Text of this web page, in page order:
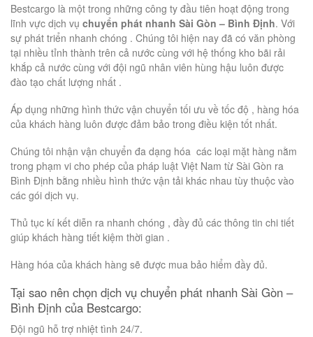
Bestcargo là một trong những công ty đầu tiên hoạt động trong
lĩnh vực dịch vụ chuyển phát nhanh Sài Gòn – Bình Định. Với
sự phát triển nhanh chóng . Chúng tôi hiện nay đã có văn phòng
tại nhiều tỉnh thành trên cả nước cùng với hệ thống kho bãi rải
khắp cả nước cùng với đội ngũ nhân viên hùng hậu luôn được
đào tạo chất lượng nhất .
Áp dụng những hình thức vận chuyển tối ưu về tốc độ , hàng hóa
của khách hàng luôn được đảm bảo trong điều kiện tốt nhất.
Chúng tôi nhận vận chuyển đa dạng hóa các loại mặt hàng nằm
trong phạm vi cho phép của pháp luật Việt Nam từ Sài Gòn ra
Bình Định bằng nhiều hình thức vận tải khác nhau tùy thuộc vào
các gói dịch vụ.
Thủ tục kí kết diễn ra nhanh chóng , đầy đủ các thông tin chi tiết
giúp khách hàng tiết kiệm thời gian .
Hàng hóa của khách hàng sẽ được mua bảo hiểm đầy đủ.
Tại sao nên chọn dịch vụ chuyển phát nhanh Sài Gòn –
Bình Định của Bestcargo:
Đội ngũ hỗ trợ nhiệt tình 24/7.